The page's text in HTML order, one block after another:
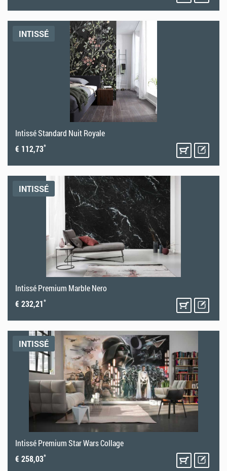
INTISSÉ
Intissé Standard Nuit Royale
€ 112,73*
INTISSÉ
Intissé Premium Marble Nero
€ 232,21*
INTISSÉ
Intissé Premium Star Wars Collage
€ 258,03*